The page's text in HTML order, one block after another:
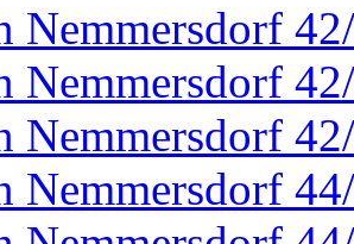
Nemmersdorf
Nemmersdorf
Nemmersdorf
Nemmersdorf